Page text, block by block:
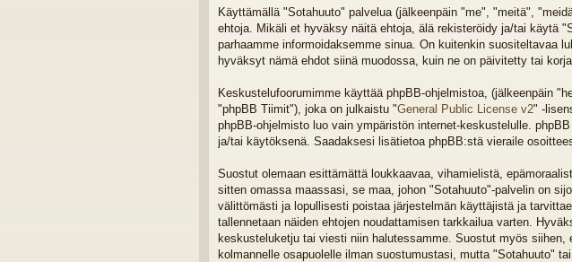
Käyttämällä "Sotahuuto" palvelua (jälkeenpäin "me", "meitä",
ehtoja. Mikäli et hyväksy näitä ehtoja, älä rekisteröidy ja/tai käytä
parhaamme informoidaksemme sinua. On kuitenkin suositeltavaa
hyväksyt nämä ehdot siinä muodossa, kuin ne on päivitetty tai
Keskustelufoorumimme käyttää phpBB-ohjelmistoa, (jälkeenpäin
"phpBB Tiimit"), joka on julkaistu "General Public License v2" -
phpBB-ohjelmisto luo vain ympäristön internet-keskustelulle.
ja/tai käytöksenä. Saadaksesi lisätietoa phpBB:stä vieraile
Suostut olemaan esittämättä loukkaavaa, vihamielistä,
sitten omassa maassasi, se maa, johon "Sotahuuto"-palvelin on
välittömästi ja lopullisesti poistaa järjestelmän käyttäjistä ja
tallennetaan näiden ehtojen noudattamisen tarkkailua varten.
keskusteluketju tai viesti niin halutessamme. Suostut myös
kolmannelle osapuolelle ilman suostumustasi, mutta "Sotahuuto"